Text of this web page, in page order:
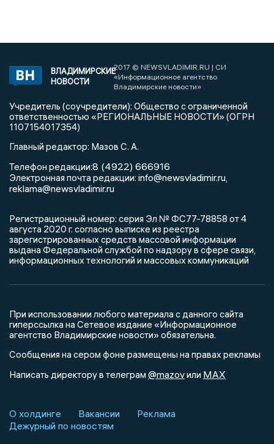
ВЛАДИМИРСКИЕ
НОВОСТИ
2017 © NEWSVLADIMIR.RU | СИ
«Информационное агентство
Владимирские новости»
Учредитель (соучредители): Общество с ограниченной
ответственностью «РЕГИОНАЛЬНЫЕ НОВОСТИ» (ОГРН
1107154017354)
Главный редактор: Мазов С. А.
Телефон редакции:8 (4922) 666916
Электронная почта редакции: info@newsvladimir.ru
reklama@newsvladimir.ru
Регистрационный номер: серия Эл № ФС77-78858 от 4
августа 2020 г. согласно выписке из реестра
зарегистрированных средств массовой информации
выдана Федеральной службой по надзору в сфере связи,
информационных технологий и массовых коммуникаций
При использовании любого материала с данного сайта
гиперссылка на Сетевое издание «Информационное
агентство Владимирские новости» обязательна.
Сообщения на сером фоне размещены на правах рекламы
Написать директору в телеграм @mazovили MAX
О холдинге Вакансии
Реклама
Дежурный по новостям